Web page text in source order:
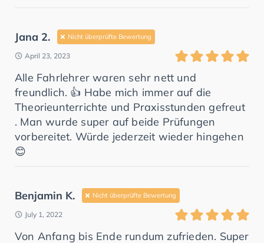
Jana 2. Nicht überprüfte Bewertung
April 23, 2023
Alle Fahrlehrer waren sehr nett und
freundlich. 👍 Habe mich immer auf die
Theorieunterrichte und Praxisstunden gefreut
. Man wurde super auf beide Prüfungen
vorbereitet. Würde jederzeit wieder hingehen
😊
Benjamin K. Nicht überprüfte Bewertung
July 1, 2022
Von Anfang bis Ende rundum zufrieden. Super